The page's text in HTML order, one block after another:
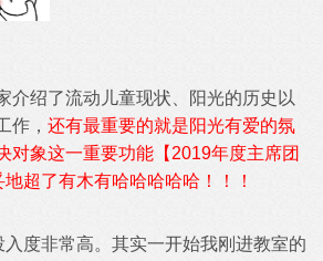
介绍了流动儿童现状、阳光的历史以
作， 还有最重要的就是阳光有爱的氛
对象这一重要功能【2019年度主席团
超了有木有哈哈哈哈哈！！！
入度非常高。其实一开始我刚进教室的